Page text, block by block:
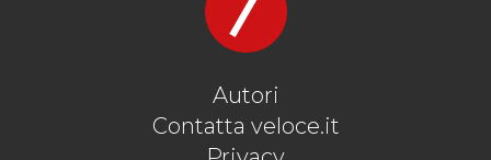
Autori
Contatta veloce.it